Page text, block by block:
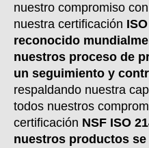
nuestro compromiso
nuestra certificación
reconocido
nuestros proceso de
un seguimiento y
respaldando nuestra
todos nuestros
certificación NSF ISO
nuestros productos